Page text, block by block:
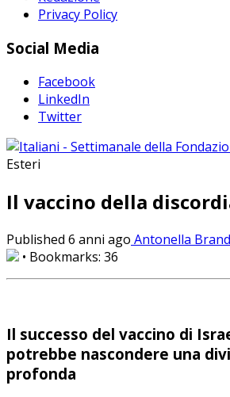
Privacy Policy
Social Media
Facebook
LinkedIn
Twitter
Esteri
Il vaccino della
Published 6 anni ago Antonella
• Bookmarks: 36
Il successo del vaccino di
potrebbe nascondere una
profonda